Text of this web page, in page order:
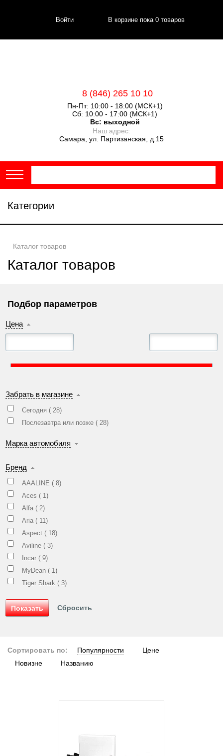
Войти В корзине пока 0товаров
8 (846) 265 10 10
Пн-Пт: 10:00 - 18:00 (МСК+1)
Сб: 10:00 - 17:00 (МСК+1)
Вс: выходной
Наш адрес:
Самара, ул. Партизанская, д.15
Категории
Каталог товаров
Каталог товаров
Подбор параметров
Цена
Забрать в магазине
Сегодня ( 28)
Послезавтра или позже ( 28)
Марка автомобиля
Бренд
AAALINE ( 8)
Aces ( 1)
Alfa ( 2)
Aria ( 11)
Aspect ( 18)
Aviline ( 3)
Incar ( 9)
MyDean ( 1)
Tiger Shark ( 3)
Сортировать по: Популярности
Цене
Новизне
Названию